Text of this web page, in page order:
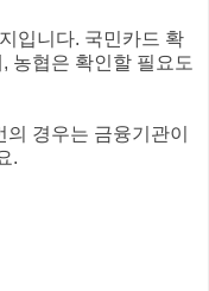
입니다. 국민카드 확
농협은 확인할 필요도
경우는 금융기관이
.